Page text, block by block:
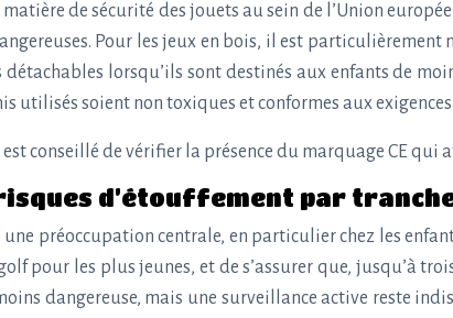
matière de sécurité des jouets au sein de l’Union
Pour les jeux en bois, il est
lorsqu’ils sont destinés aux enfants de
utilisés soient non toxiques et conformes aux
est conseillé de vérifier la présence du marquage CE qui
d’étouffement par tranche
une préoccupation centrale, en particulier chez les
pour les plus jeunes, et de s’assurer que, jusqu’à
dangereuse, mais une surveillance active reste